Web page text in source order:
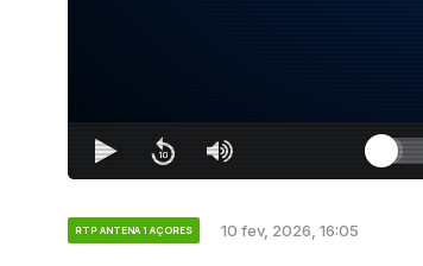
RTP ANTENA 1 AÇORES 10 fev, 2026, 16:05